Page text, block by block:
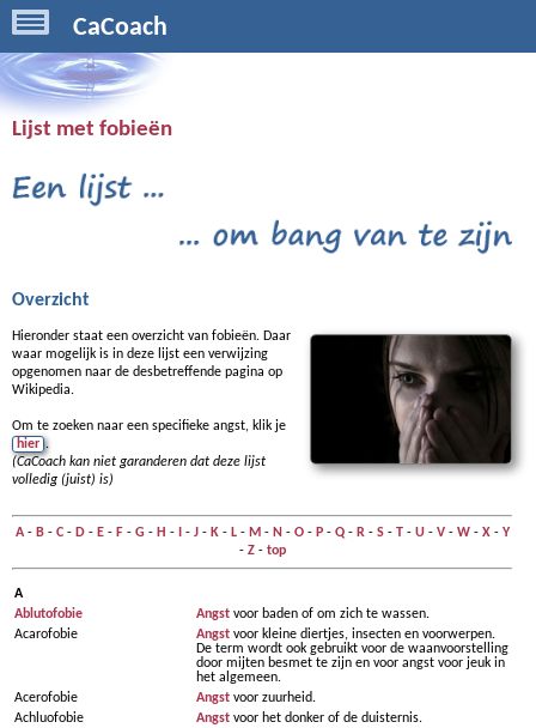
CaCoach
Lijst met fobieën
Overzicht
Hieronder staat een overzicht van fobieën. Daar
waar mogelijk is in deze lijst een verwijzing
opgenomen naar de desbetreffende pagina op
Wikipedia.
Om te zoeken naar een specifieke angst, klik je
hier .
(CaCoach kan niet garanderen dat deze lijst
volledig (juist) is)
A- B- C- D- E- F - G- H - - J- K- L- M - N - O- P- Q- R- S- T- U- V- W- X- Y
- Z- top
A
Ablutofobie
Angst voor baden of om zich te wassen.
Acarofobie
Angst voor kleine diertjes, insecten en voorwerpen.
De term wordt ook gebruikt voor de waanvoorstelling
door mijten besmet te zijn en voor angst voor jeuk in
het algemeen.
Acerofobie
Angst voor zuurheid.
Achluofobie
Angst voor het donker of de duisternis.